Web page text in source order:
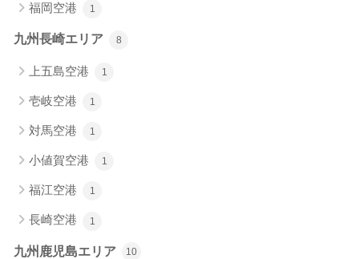
福岡空港 1
九州長崎エリア 8
上五島空港 1
壱岐空港 1
対馬空港 1
小値賀空港 1
福江空港 1
長崎空港 1
九州鹿児島エリア 10